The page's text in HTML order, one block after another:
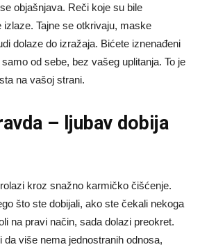
objašnjava. Reči koje su bile
izlaze. Tajne se otkrivaju, maske
dolaze do izražaja. Bićete iznenađeni
od sebe, bez vašeg uplitanja. To je
na vašoj strani.
– ljubav dobija
kroz snažno karmičko čišćenje.
što ste dobijali, ako ste čekali nekoga
na pravi način, sada dolazi preokret.
da više nema jednostranih odnosa,